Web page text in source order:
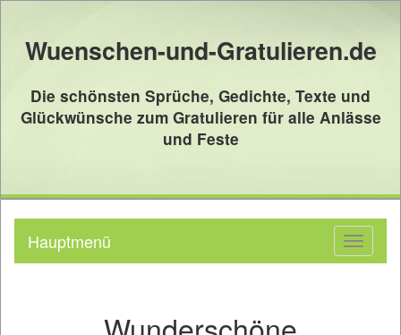
Wuenschen-und-Gratulieren.de
Die schönsten Sprüche, Gedichte, Texte und
Glückwünsche zum Gratulieren für alle Anlässe
und Feste
Toggle
Hauptmenü